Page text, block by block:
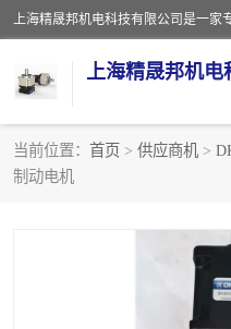
上海精晟邦机
当前位置： 首页 > 供应商机 >
制动电机
减速电机